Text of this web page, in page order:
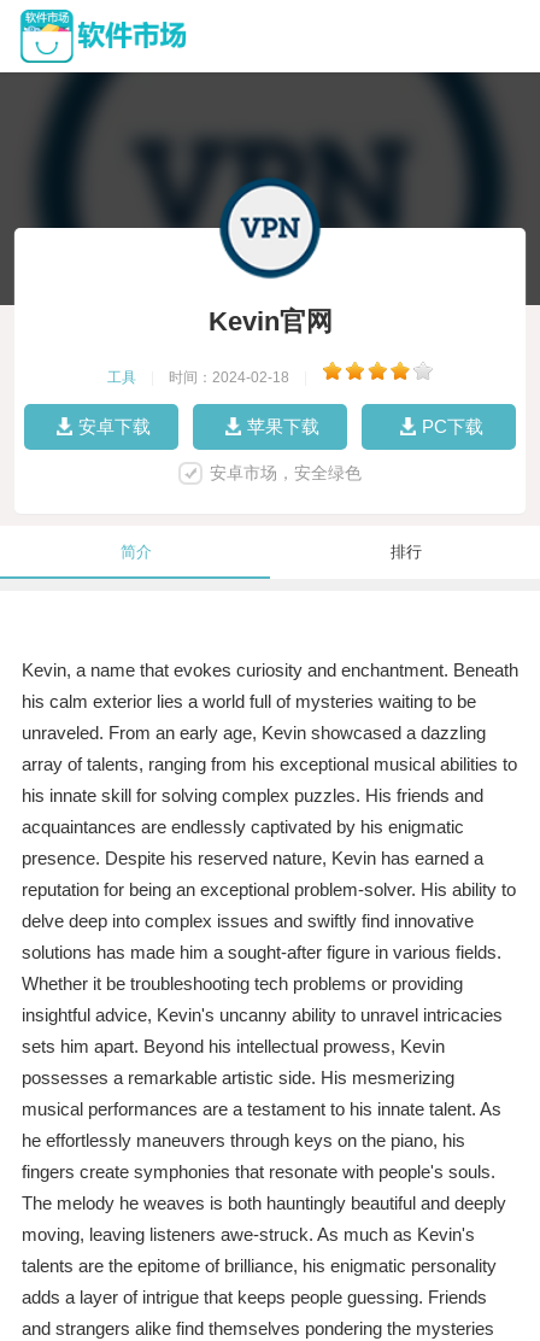
Kevin官网
工具 时间：2024-02-18
安卓下载 苹果下载 PC下载
安卓市场，安全绿色
简介 排行
Kevin, a name that evokes curiosity and enchantment. Beneath
his calm exterior lies a world full of mysteries waiting to be
unraveled. From an early age, Kevin showcased a dazzling
array of talents, ranging from his exceptional musical abilities to
his innate skill for solving complex puzzles. His friends and
acquaintances are endlessly captivated by his enigmatic
presence. Despite his reserved nature, Kevin has earned a
reputation for being an exceptional problem-solver. His ability to
delve deep into complex issues and swiftly find innovative
solutions has made him a sought-after figure in various fields.
Whether it be troubleshooting tech problems or providing
insightful advice, Kevin's uncanny ability to unravel intricacies
sets him apart. Beyond his intellectual prowess, Kevin
possesses a remarkable artistic side. His mesmerizing
musical performances are a testament to his innate talent. As
he effortlessly maneuvers through keys on the piano, his
fingers create symphonies that resonate with people's souls.
The melody he weaves is both hauntingly beautiful and deeply
moving, leaving listeners awe-struck. As much as Kevin's
talents are the epitome of brilliance, his enigmatic personality
adds a layer of intrigue that keeps people guessing. Friends
and strangers alike find themselves pondering the mysteries